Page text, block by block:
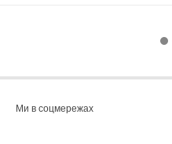
Ми в соцмережах